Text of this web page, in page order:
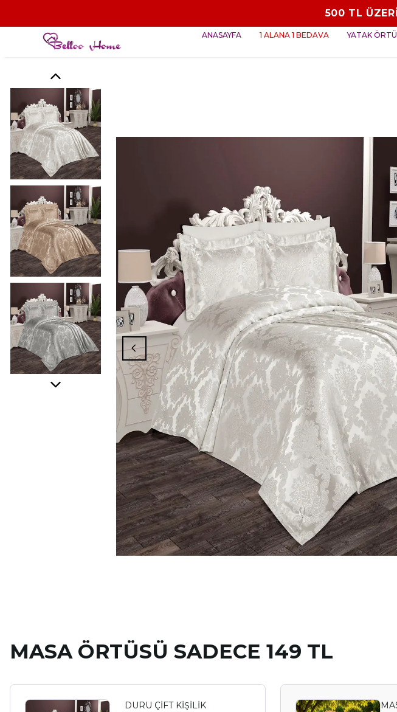
1 ALANA 1 BEDAVA RANFORCE
ANASAYFA 1 ALANA 1 BEDAVA YATAK
MASA ÖRTÜSÜ SADECE 149 TL
DURU ÇİFT KİŞİLİK